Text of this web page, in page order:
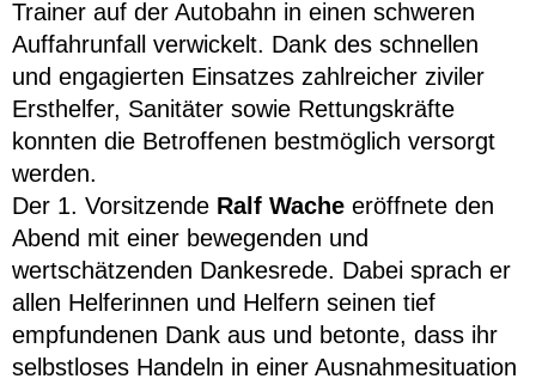
Trainer auf der Autobahn in einen schweren
Auffahrunfall verwickelt. Dank des schnellen
und engagierten Einsatzes zahlreicher ziviler
Ersthelfer, Sanitäter sowie Rettungskräfte
konnten die Betroffenen bestmöglich versorgt
werden.
Der 1. Vorsitzende Ralf Wache eröffnete den
Abend mit einer bewegenden und
wertschätzenden Dankesrede. Dabei sprach er
allen Helferinnen und Helfern seinen tief
empfundenen Dank aus und betonte, dass ihr
selbstloses Handeln in einer Ausnahmesituation